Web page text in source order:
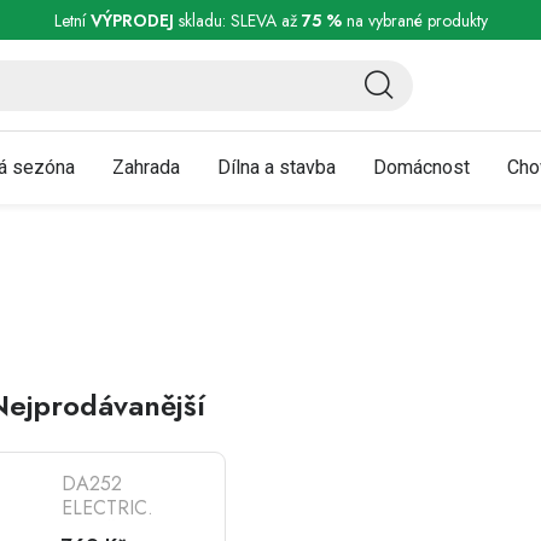
a reklamace Podmínky ochrany osobních údajů Obchodní
LetníVÝPRODEJ skladu: SLEVA až 75 %na vybrané produkty
sezóna Zahrada Dílna a stavba Domácnost
DA252
ELECTRIC.
PLNIČKA